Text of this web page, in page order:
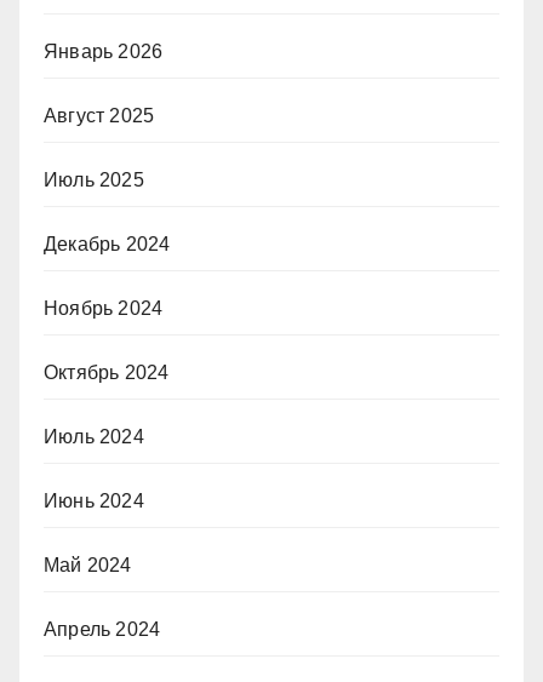
Январь 2026
Август 2025
Июль 2025
Декабрь 2024
Ноябрь 2024
Октябрь 2024
Июль 2024
Июнь 2024
Май 2024
Апрель 2024